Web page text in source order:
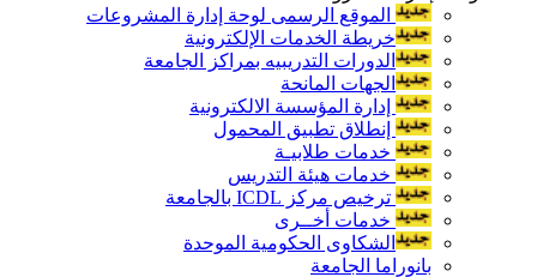
الموقع الرسمى لوحة إدارة المشروعات
خريطة الخدمات الإلكترونية
الدورات التدريبيه بمراكز الجامعة
الجهات المانحة
إدارة المؤسسة الالكترونية
إنطلاق تطبيق المحمول
خدمات طلابيـة
خدمات هيئة التدريس
ترخيص مركز ICDL بالجامعة
خدمات أخــرى
الشكاوى الحكومية الموحدة
بانوراما الجامعة